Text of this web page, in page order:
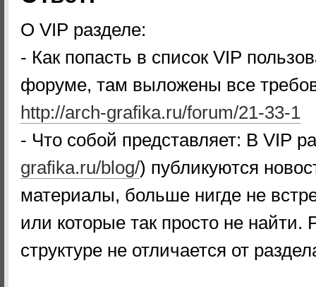
О VIP разделе:
- Как попасть в список VIP
форуме, там выложены все
http://arch-grafika.ru/forum/21-33-1
- Что собой представляет: В VIP
grafika.ru/blog/) публикуются
материалы, больше нигде не
или которые так просто не найти.
структуре не отличается от